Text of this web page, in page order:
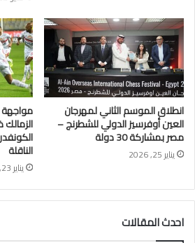
انطلاق الموسم الثاني لمهرجان
العين أوفرسيز الدولي للشطرنج –
مصر بمشاركة 30 دولة
يناير 25, 2026
مواجهة
الناقلة
يناير 23, 2026
احدث المقالات